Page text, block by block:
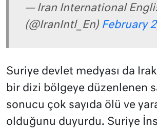
— Iran International
(@IranIntl_En) February
Suriye devlet medyası da Irak
bir dizi bölgeye düzenlenen
sonucu çok sayıda ölü ve
olduğunu duyurdu. Suriye